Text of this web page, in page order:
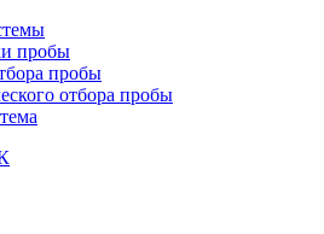
пробы
пробы
отбора пробы